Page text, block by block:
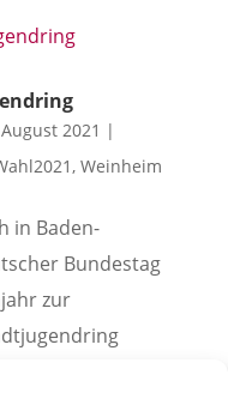
2021 |
, Weinheim
in Baden-
Bundestag
zur